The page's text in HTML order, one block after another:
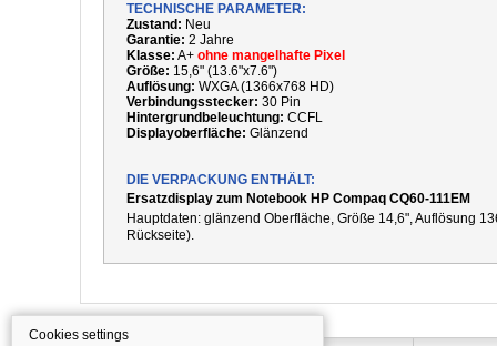
TECHNISCHE PARAMETER:
Zustand: Neu
Garantie: 2 Jahre
Klasse: A+ ohne mangelhafte Pixel
Größe: 15,6" (13.6"x7.6")
Auflösung: WXGA (1366x768 HD)
Verbindungsstecker: 30 Pin
Hintergrundbeleuchtung: CCFL
Displayoberfläche: Glänzend
DIE VERPACKUNG ENTHÄLT:
Ersatzdisplay zum Notebook HP Compaq CQ60-111EM
Hauptdaten: g länzend Oberfläche, Größe 14,6", Auflösung
Rückseite).
Cookies settings